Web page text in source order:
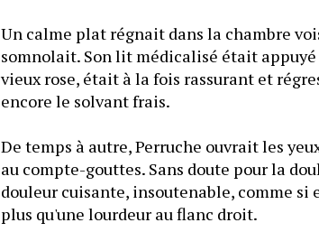
Un calme plat régnait dans la chambre
somnolait. Son lit médicalisé était
vieux rose, était à la fois rassurant et
encore le solvant frais.
De temps à autre, Perruche ouvrait les
au compte-gouttes. Sans doute pour la
douleur cuisante, insoutenable, comme
plus qu'une lourdeur au flanc droit.